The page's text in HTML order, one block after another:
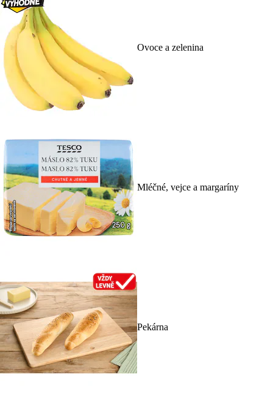
Ovoce a zelenina
Mléčné, vejce a margaríny
Pekárna